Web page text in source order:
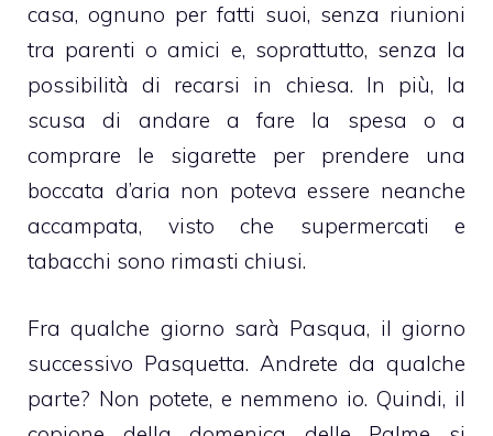
casa, ognuno per fatti suoi, senza riunioni
tra parenti o amici e, soprattutto, senza la
possibilità di recarsi in chiesa. In più, la
scusa di andare a fare la spesa o a
comprare le sigarette per prendere una
boccata d’aria non poteva essere neanche
accampata, visto che supermercati e
tabacchi sono rimasti chiusi.
Fra qualche giorno sarà Pasqua, il giorno
successivo Pasquetta. Andrete da qualche
parte? Non potete, e nemmeno io. Quindi, il